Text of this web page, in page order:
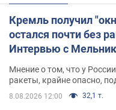
Кремль получил
остался почти без
Интервью с
Мнение о том, что у
ракеты, крайне опасно,
8.08.2026 12:00 32,1 т.